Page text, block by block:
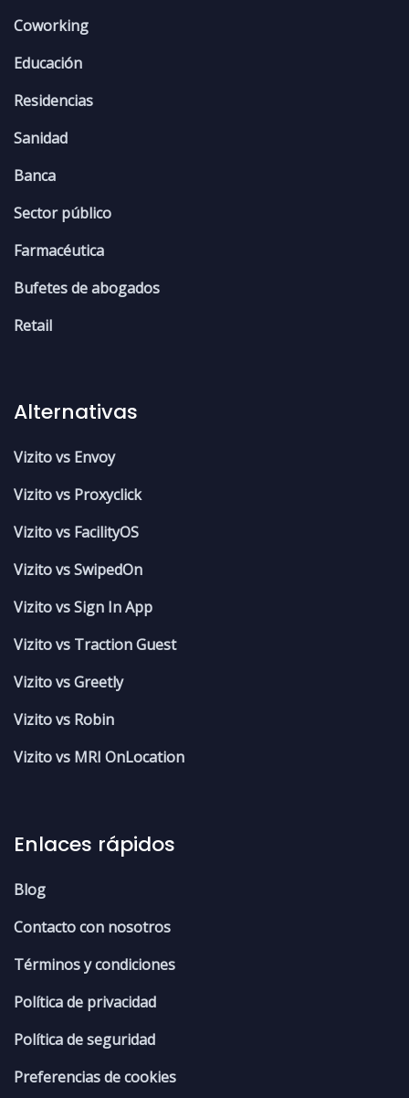
Coworking
Educación
Residencias
Sanidad
Banca
Sector público
Farmacéutica
Bufetes de abogados
Retail
Alternativas
Vizito vs Envoy
Vizito vs Proxyclick
Vizito vs FacilityOS
Vizito vs SwipedOn
Vizito vs Sign In App
Vizito vs Traction Guest
Vizito vs Greetly
Vizito vs Robin
Vizito vs MRI OnLocation
Enlaces rápidos
Blog
Contacto con nosotros
Términos y condiciones
Política de privacidad
Política de seguridad
Preferencias de cookies